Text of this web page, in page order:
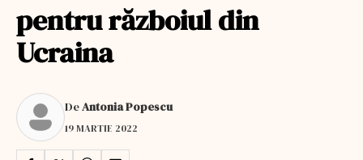
pentru războiul din
Ucraina
DeAntonia Popescu
19 MARTIE 2022